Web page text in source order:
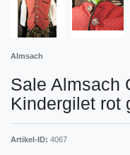
Almsach
Sale Almsach
Kindergilet rot
Artikel-ID: 4067